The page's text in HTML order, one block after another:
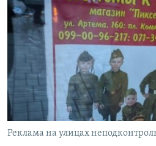
ПРОПАВШИЕ БЕЗ ВЕСТИ
ПОБЕДИТЕЛЕЙ НЕ СУДЯТ?
КРЫМ.НЕПОКОРЕННЫЙ
ELIFBE
УКРАИНСКАЯ ПРОБЛЕМА КРЫМА
ПРИСОЕДИНЯЙТЕСЬ!
Все сайты RFE/RL
Реклама на улицах